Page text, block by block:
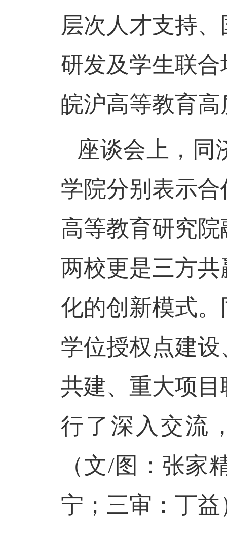
层次人才支持
研发及学生联
皖沪高等教育
座谈会上，同
学院分别表示
高等教育研究
两校更是三方
化的创新模式
学位授权点建
共建、重大项
行了 深入交流
（文/图 ：张家
宁； 三审：丁益